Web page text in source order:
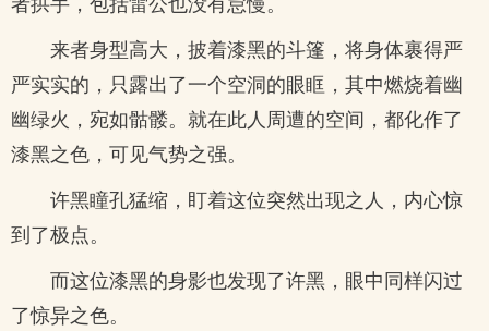
来者身型高大，披着漆黑的斗篷，将身体裹得严
严实实的，只露出了一个空洞的眼眶，其中燃烧着幽
幽绿火，宛如骷髅。就在此人周遭的空间，都化作了
漆黑之色，可见气势之强。
许黑瞳孔猛缩，盯着这位突然出现之人，内心惊
到了极点。
而这位漆黑的身影也发现了许黑，眼中同样闪过
了惊异之色。